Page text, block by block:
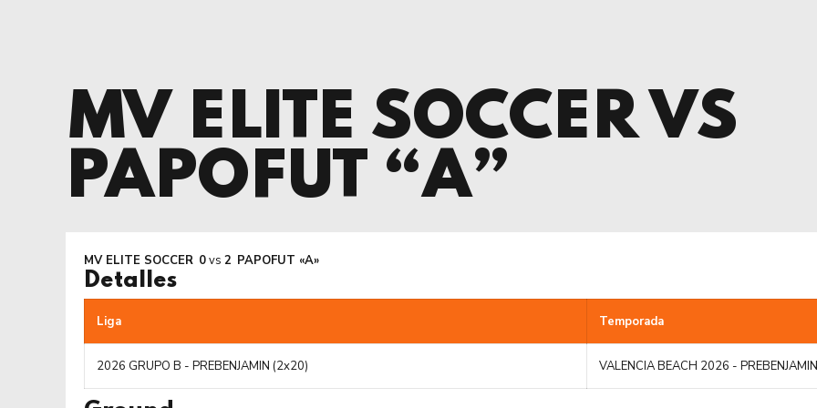
MV ELITE SOCCER VS
PAPOFUT “A”
MV ELITE SOCCER 0vs 2 PAPOFUT «A»
Detalles
Liga Temporada
2026 GRUPO B - PREBENJAMIN (2x20) VALENCIA BEACH 2026 -